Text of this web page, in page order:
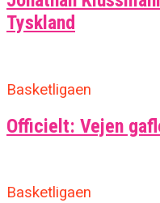
Tyskland
Basketligaen
Officielt: Vejen
Basketligaen